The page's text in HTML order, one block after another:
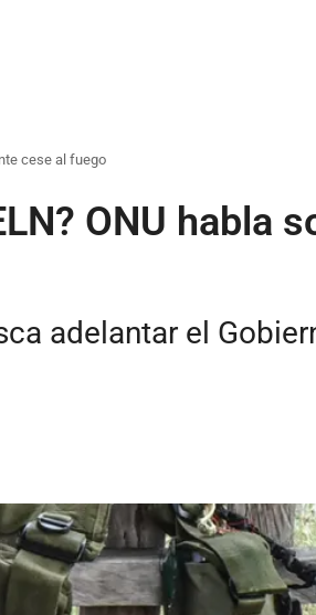
cese al fuego
ONU habla
adelantar el